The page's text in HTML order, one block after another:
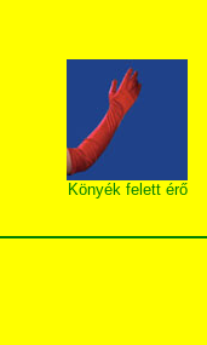
Könyék felett érő